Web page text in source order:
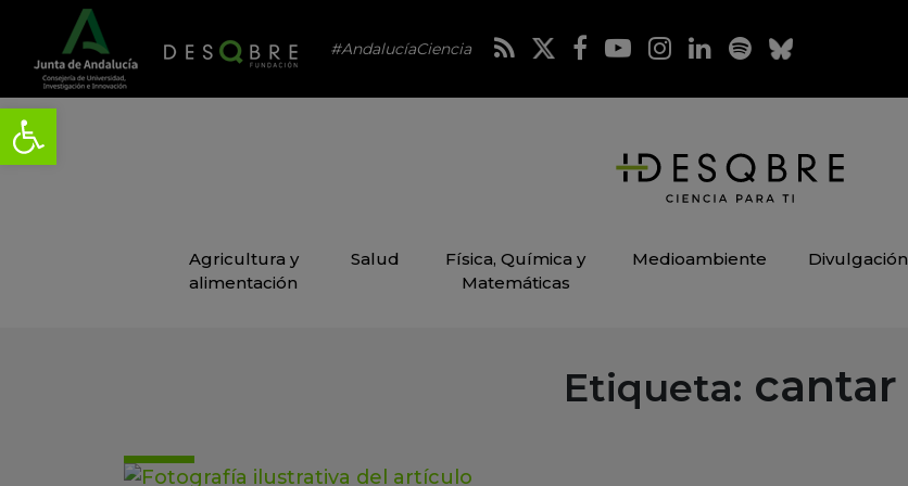
#AndalucíaCiencia
Agricultura y
alimentación
Salud
Física, Química y
Matemáticas
Medioambiente Divulgación
Etiqueta: cantar